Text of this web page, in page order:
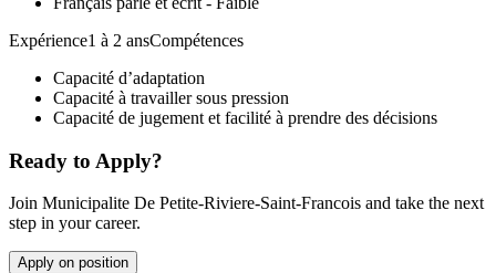
Expérience1 à 2 ansCompétences
Capacité d’adaptation
Capacité à travailler sous pression
Capacité de jugement et facilité à prendre des décisions
Ready to Apply?
Join Municipalite De Petite-Riviere-Saint-Francois and take the next
step in your career.
Apply on position